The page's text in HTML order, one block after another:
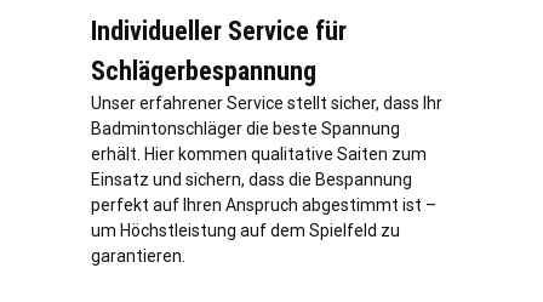
Individueller Service für
Schlägerbespannung
Unser erfahrener Service stellt sicher, dass Ihr
Badmintonschläger die beste Spannung
erhält. Hier kommen qualitative Saiten zum
Einsatz und sichern, dass die Bespannung
perfekt auf Ihren Anspruch abgestimmt ist –
um Höchstleistung auf dem Spielfeld zu
garantieren.